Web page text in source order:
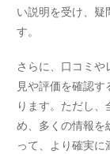
い説明を受け、疑
す。
さらに、口コミ
見や評価を確認
ります。ただし
め、多くの情報を
って、より確実